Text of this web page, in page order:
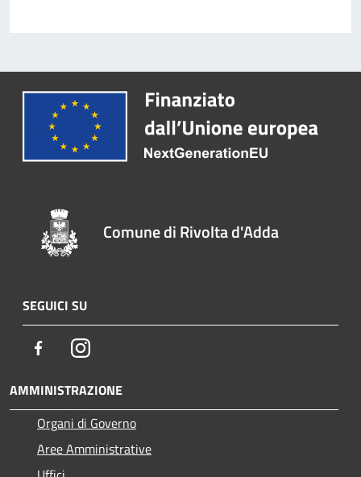
Comune di Rivolta d'Adda
SEGUICI SU
FacebookInstagram
AMMINISTRAZIONE
Organi di Governo
Aree Amministrative